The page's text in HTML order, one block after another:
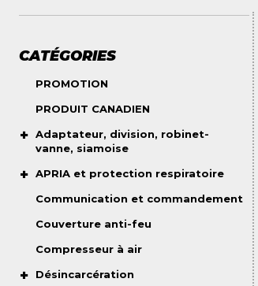
CATÉGORIES
PROMOTION
PRODUIT CANADIEN
Adaptateur, division, robinet-
vanne, siamoise
APRIA et protection respiratoire
Communication et commandement
Couverture anti-feu
Compresseur à air
Désincarcération